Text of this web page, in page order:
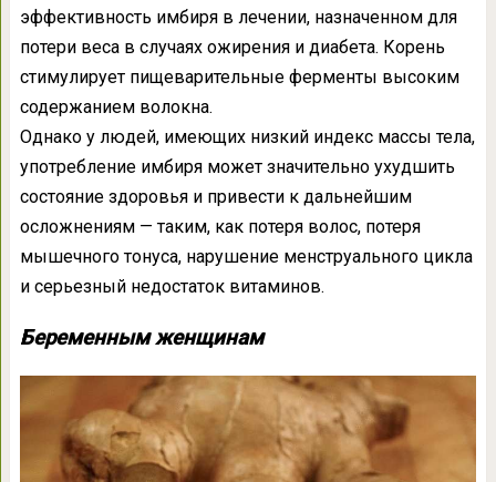
эффективность имбиря в лечении, назначенном для
потери веса в случаях ожирения и диабета. Корень
стимулирует пищеварительные ферменты высоким
содержанием волокна.
Однако у людей, имеющих низкий индекс массы тела,
употребление имбиря может значительно ухудшить
состояние здоровья и привести к дальнейшим
осложнениям — таким, как потеря волос, потеря
мышечного тонуса, нарушение мeнстpуaльного цикла
и серьезный недостаток витаминов.
Беременным женщинам